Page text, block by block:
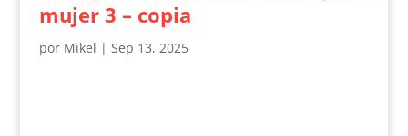
mujer 3 – copia
por Mikel | Sep 13, 2025